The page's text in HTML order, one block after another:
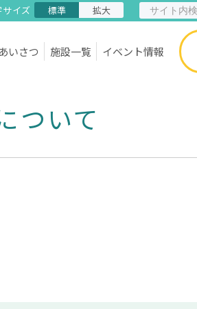
サイズ 標準 拡大
いさつ 施設一覧 イベント情報
ついて